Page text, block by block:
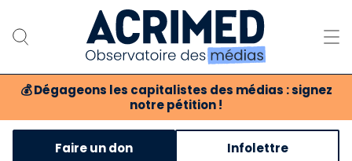
💰 Dégageons les capitalistes des médias : signez
notre pétition !
Notre association
Notre critique des médias
Faire un don Infolettre